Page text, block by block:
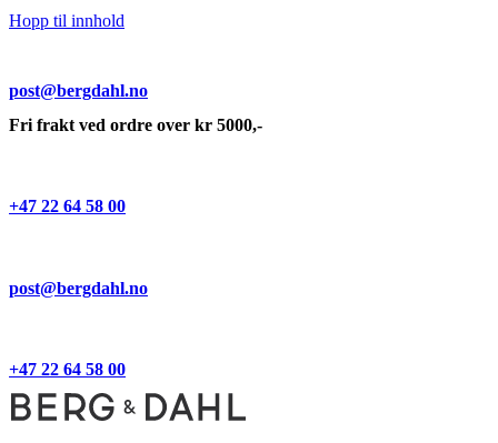
Hopp til innhold
post@bergdahl.no
Fri frakt ved ordre over kr 5000,-
+47 22 64 58 00
post@bergdahl.no
+47 22 64 58 00